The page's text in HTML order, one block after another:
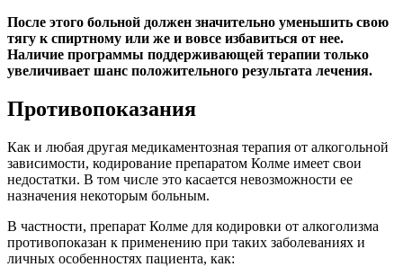
После этого больной должен значительно уменьшить свою
тягу к спиртному или же и вовсе избавиться от нее.
Наличие программы поддерживающей терапии только
увеличивает шанс положительного результата лечения.
Противопоказания
Как и любая другая медикаментозная терапия от алкогольной
зависимости, кодирование препаратом Колме имеет свои
недостатки. В том числе это касается невозможности ее
назначения некоторым больным.
В частности, препарат Колме для кодировки от алкоголизма
противопоказан к применению при таких заболеваниях и
личных особенностях пациента, как: